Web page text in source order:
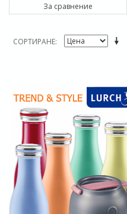
За сравнение
СОРТИРАНЕ